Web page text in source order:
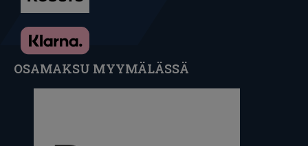
OSAMAKSU MYYMÄLÄSSÄ